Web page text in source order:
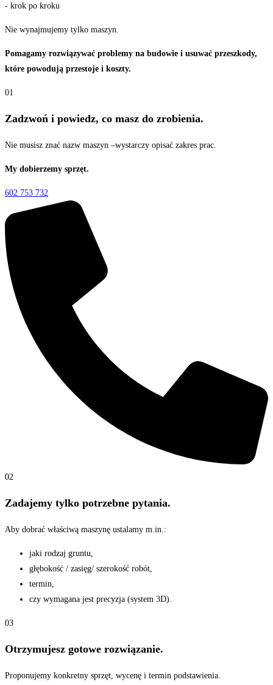
- krok po kroku
Nie wynajmujemy tylko maszyn.
Pomagamy rozwiązywać problemy na budowie i usuwać przeszkody,
które powodują przestoje i koszty.
01
Zadzwoń i powiedz, co masz do zrobienia.
Nie musisz znać nazw maszyn –wystarczy opisać zakres prac.
My dobierzemy sprzęt.
602 753 732
02
Zadajemy tylko potrzebne pytania.
Aby dobrać właściwą maszynę ustalamy m.in.:
jaki rodzaj gruntu,
głębokość / zasięg/ szerokość robót,
termin,
czy wymagana jest precyzja (system 3D).
03
Otrzymujesz gotowe rozwiązanie.
Proponujemy konkretny sprzęt, wycenę i termin podstawienia.